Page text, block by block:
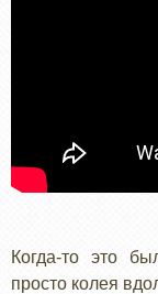
Когда-то это
просто колея